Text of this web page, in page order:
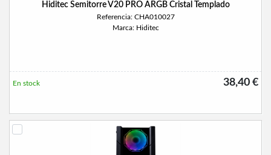
Hiditec Semitorre V20 PRO ARGB Cristal Templado
Referencia: CHA010027
Marca: Hiditec
38,40 €
En stock